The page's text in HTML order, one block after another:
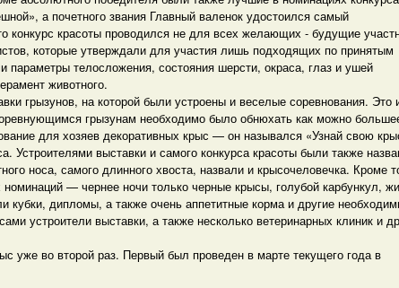
а почетного звания Главный валенок удостоился самый
конкурс красоты проводился не для всех желающих - будущие
которые утверждали для участия лишь подходящих по принятым
параметры телосложения, состояния шерсти, окраса, глаз и ушей
животного.
грызунов, на которой были устроены и веселые соревнования. Это
грызунам необходимо было обнюхать как можно
для хозяев декоративных крыс — он назывался «Узнай свою
Устроителями выставки и самого конкурса красоты были также
носа, самого длинного хвоста, назвали и крысочеловечка. Кроме
— чернее ночи только черные крысы, голубой карбункул,
кубки, дипломы, а также очень аппетитные корма и другие
устроители выставки, а также несколько ветеринарных клиник и
уже во второй раз. Первый был проведен в марте текущего года в